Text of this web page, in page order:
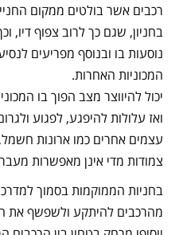
רכבים אשר בולטים ממקום
בחניון, שגם כך לרוב צפוף דיו,
נוסעות בו ובנוסף מפריעים
המכוניות האחרות.
יכול להיווצר מצב הפוך בו
ואז עלולות להיפגע, לפגוע
עצמים אחרים כמו ארונות חשמל,
צמודות מדי אינן מאפשרות
בחניות הממוקמות בסמוך
מהרכבים להיתקע ולשפשף את